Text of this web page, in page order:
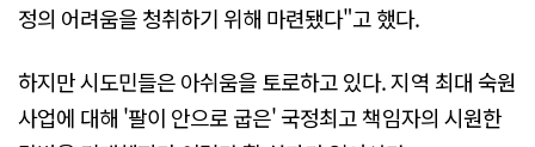
정의 어려움을 청취하기 위해 마련됐다"고 했다.
하지만 시도민들은 아쉬움을 토로하고 있다. 지역 최대 숙원
사업에 대해 '팔이 안으로 굽은' 국정최고 책임자의 시원한